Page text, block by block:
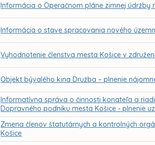
Informácia o Operačnom pláne zimnej údržby
Informácia o stave spracovania nového
Vyhodnotenie členstva mesta Košice v
Objekt bývalého kina Družba – plnenie
Informatívna správa o činnosti konateľa a
Dopravného podniku mesta Košice - plnenie
Zmena členov štatutárnych a kontrolných
Košice